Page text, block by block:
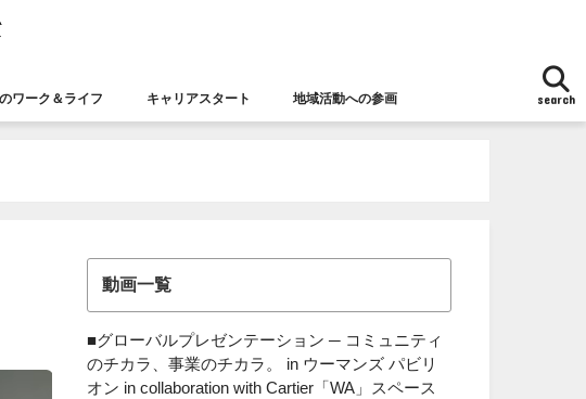
search
ワーク＆ライフ キャリアスタート 地域活動への参画
動画一覧
■グローバルプレゼンテーション ─ コミュニティ
のチカラ、事業のチカラ。 in ウーマンズ パビリ
オン in collaboration with Cartier「WA」スペース